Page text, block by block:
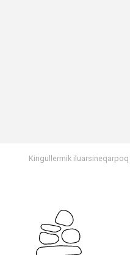
Kingullermik iluarsineqarpoq